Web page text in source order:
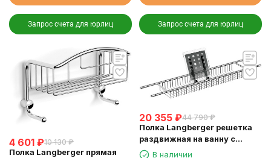
Запрос счета для юрлиц Запрос счета для юрлиц
4 601 ₽10 130 ₽
Полка Langberger прямая
20 355 ₽44 790 ₽
Полка Langberger решетка
раздвижная на ванну с
резиновыми протекторами
В наличии